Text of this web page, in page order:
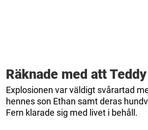
Räknade med att
Explosionen var väldigt svårartad
hennes son Ethan samt deras
Fern klarade sig med livet i behåll.